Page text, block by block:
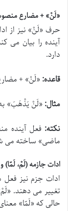
«لَنْ» + مضارع
حرف «لَنْ» نیز از
آینده را بیان می
دارد.
قاعده:«لَنْ» +
مثال:«لَنْ یَذْهَبَ»
نکته: فعل آینده
ماضی» ساخته می
ادات جازمه (لَمْ،
ادات جزم نیز فعل
تغییر می دهند. «لَمْ
حالی که «لَمّا»